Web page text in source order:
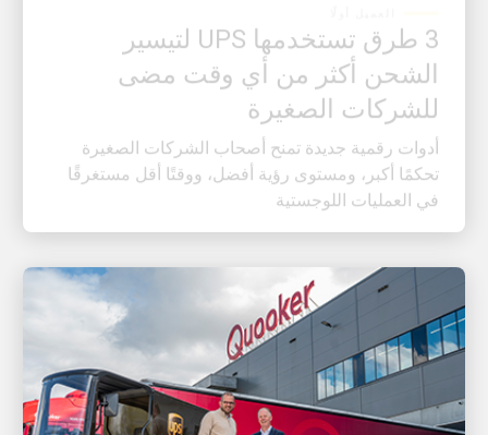
الشحن أكثر من أي وقت مضى
للشركات الصغيرة
أدوات رقمية جديدة تمنح أصحاب الشركات الصغيرة
تحكمًا أكبر، ومستوى رؤية أفضل، ووقتًا أقل مستغرقًا
في العمليات اللوجستية